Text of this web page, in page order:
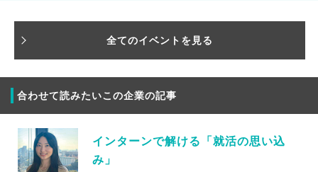
全てのイベントを見る
合わせて読みたいこの企業の記事
インターンで解ける「就活の思い込
み」